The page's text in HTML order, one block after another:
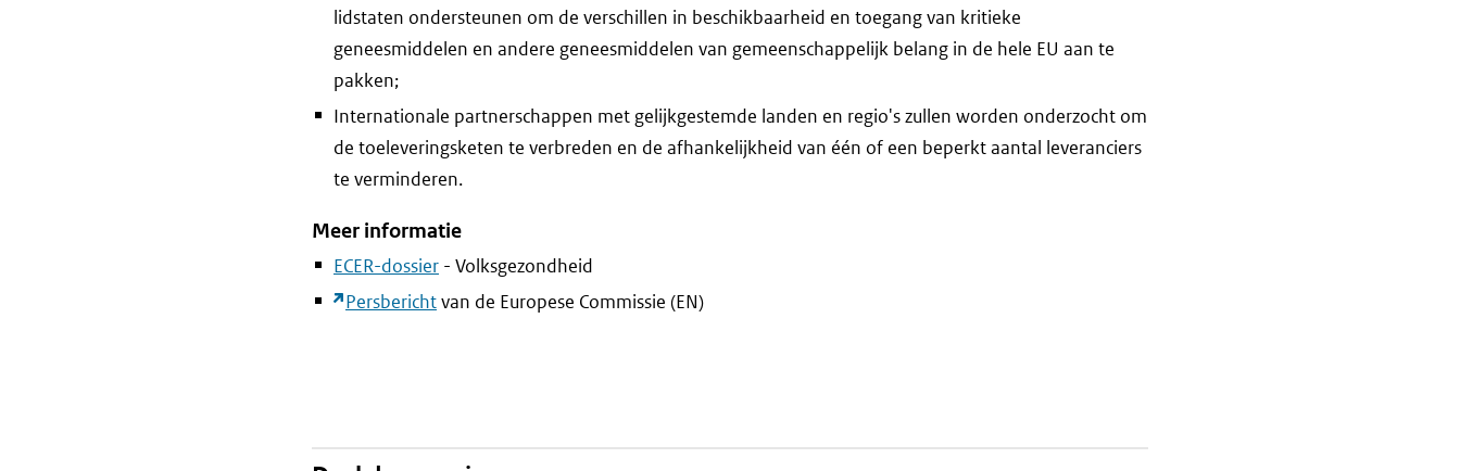
lidstaten ondersteunen om de verschillen in beschikbaarheid en toegang van kritieke
geneesmiddelen en andere geneesmiddelen van gemeenschappelijk belang in de hele EU aan te
pakken;
Internationale partnerschappen met gelijkgestemde landen en regio's zullen worden onderzocht om
de toeleveringsketen te verbreden en de afhankelijkheid van één of een beperkt aantal leveranciers
te verminderen.
Meer informatie
ECER-dossier - Volksgezondheid
Persberichtvan de Europese Commissie (EN)